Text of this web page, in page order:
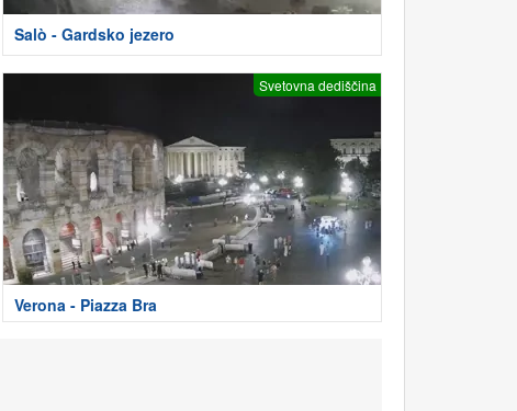
Salò - Gardsko jezero
Svetovna dediščina
Verona - Piazza Bra